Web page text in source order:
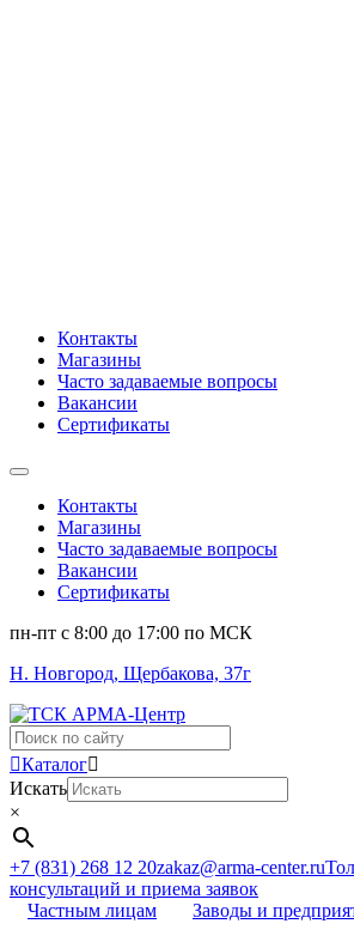
Контакты
Магазины
Часто задаваемые вопросы
Вакансии
Сертификаты
Контакты
Магазины
Часто задаваемые вопросы
Вакансии
Сертификаты
пн-пт c 8:00 до 17:00 по МСК
Н. Новгород, Щербакова, 37г
Поиск
...Каталог
Искать
×
+7 (831) 268 12 20zakaz@arma-center.ru
консультаций и приема заявок
Частным лицам
Заводы и